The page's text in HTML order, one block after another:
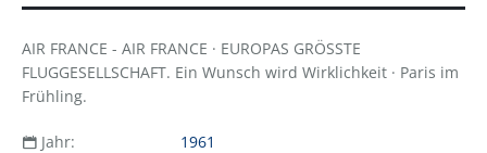
AIR FRANCE - AIR FRANCE · EUROPAS GRÖSSTE
FLUGGESELLSCHAFT. Ein Wunsch wird Wirklichkeit · Paris im
Frühling.
Jahr:
1961